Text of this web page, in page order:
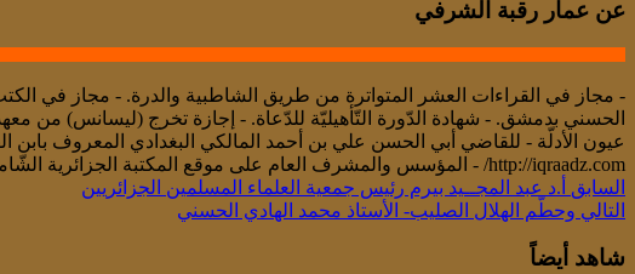
عن عمار رقبة الشرفي
- مجاز في القراءات العشر المتواترة من طريق الشاطبية والدرة. - مجاز في
الحسني بدمشق. - شهادة الدّورة التّأهيليّة للدّعاة. - إجازة تخرج (ليسانس) من
http://iqraadz.com/ - المؤسس والمشرف العام على موقع المكتبة الجزائرية الشّاملة http://www.shamela-dz.net/
السابق أ.د عبد المجــيد بيرم رئيس جمعية العلماء المسلمين الجزائريين
التالي وحطّم الهلال الصليب- الأستاذ محمد الهادي الحسني
شاهد أيضاً